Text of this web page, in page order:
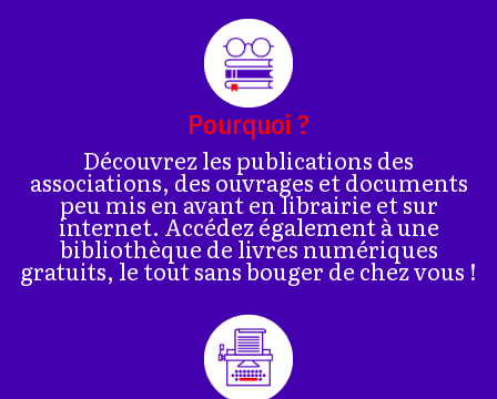
Pourquoi ?
Découvrez les publications des
associations, des ouvrages et documents
peu mis en avant en librairie et sur
internet. Accédez également à une
bibliothèque de livres numériques
gratuits, le tout sans bouger de chez vous !